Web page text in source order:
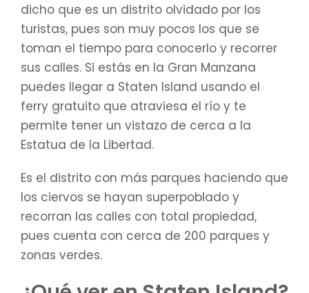
dicho que es un distrito olvidado por los
turistas, pues son muy pocos los que se
toman el tiempo para conocerlo y recorrer
sus calles. Si estás en la Gran Manzana
puedes llegar a Staten Island usando el
ferry gratuito que atraviesa el río y te
permite tener un vistazo de cerca a la
Estatua de la Libertad.
Es el distrito con más parques haciendo que
los ciervos se hayan superpoblado y
recorran las calles con total propiedad,
pues cuenta con cerca de 200 parques y
zonas verdes.